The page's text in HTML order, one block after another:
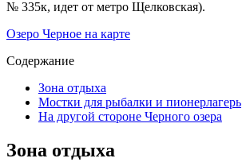
№ 335к, идет от метро Щелковская).
Озеро Черное на карте
Содержание
Зона отдыха
Мостки для рыбалки и пионерлагерь
На другой стороне Черного озера
Зона отдыха